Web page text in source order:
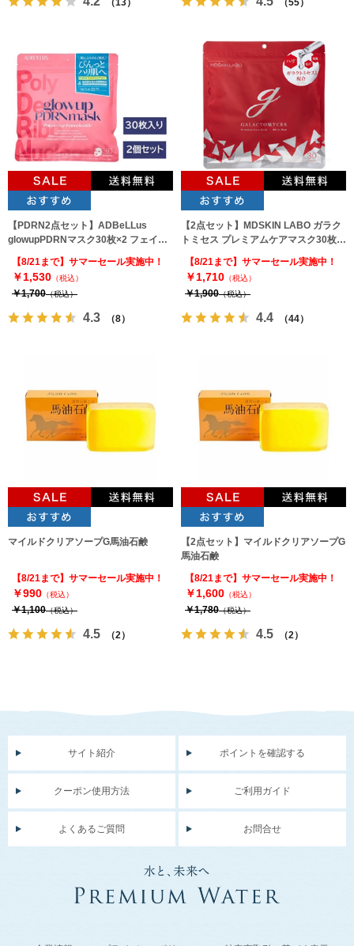
（13） （55）
【PDRN2点セット】ADBeLLus
glowupPDRNマスク30枚×2 フェイス
パック MDSKIN LABO
【8/21まで】サマーセール実施中！
￥1,530 （税込）
￥1,700（税込）
4.3 （8）
【2点セット】MDSKIN LABO ガラク
トミセス プレミアムケアマスク30枚
×2袋
【8/21まで】サマーセール実施中！
￥1,710 （税込）
￥1,900（税込）
4.4 （44）
マイルドクリアソープG馬油石鹸
【8/21まで】サマーセール実施中！
￥990 （税込）
￥1,100（税込）
4.5 （2）
【2点セット】マイルドクリアソープG
馬油石鹸
【8/21まで】サマーセール実施中！
￥1,600 （税込）
￥1,780（税込）
4.5 （2）
サイト紹介 ポイントを確認する
クーポン使用方法 ご利用ガイド
よくあるご質問 お問合せ